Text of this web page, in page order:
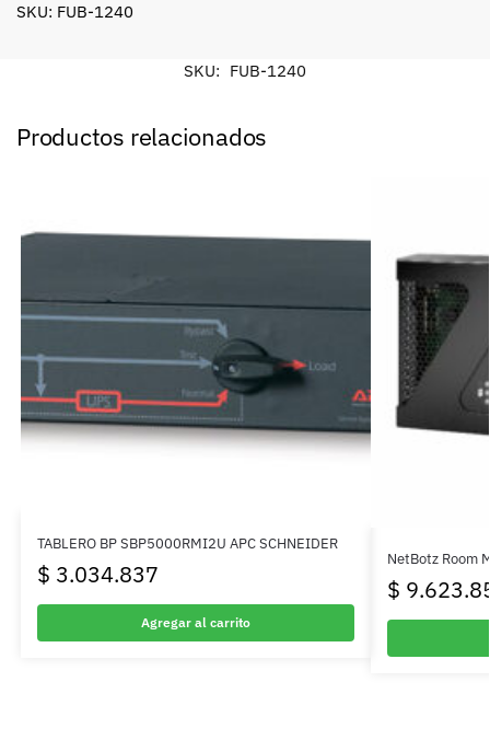
SKU: FUB-1240
SKU: FUB-1240
Productos relacionados
TABLERO BP SBP5000RMI2U APC SCHNEIDER
$ 3.034.837
Agregar al carrito
NetBotz Room
$